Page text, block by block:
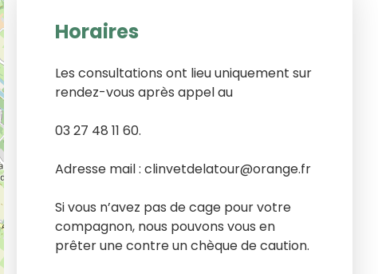
Horaires
Les consultations ont lieu uniquement sur
rendez-vous après appel au
03 27 48 11 60.
Adresse mail : clinvetdelatour@orange.fr
Si vous n’avez pas de cage pour votre
compagnon, nous pouvons vous en
prêter une contre un chèque de caution.